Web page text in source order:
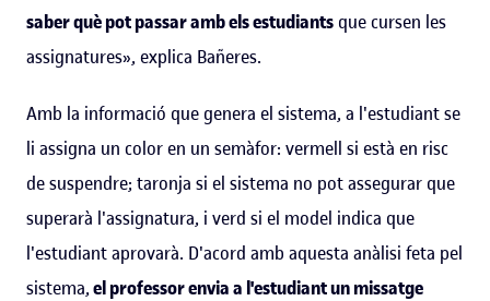
saber què pot passar amb els estudiants que cursen les
assignatures», explica Bañeres.
Amb la informació que genera el sistema, a l'estudiant se
li assigna un color en un semàfor: vermell si està en risc
de suspendre; taronja si el sistema no pot assegurar que
superarà l'assignatura, i verd si el model indica que
l'estudiant aprovarà. D'acord amb aquesta anàlisi feta pel
sistema,el professor envia a l'estudiant un missatge